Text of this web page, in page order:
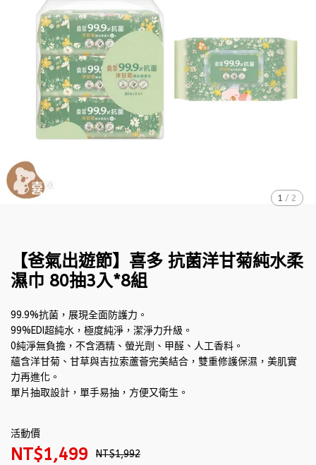
1 / 2
【爸氣出遊節】喜多 抗菌洋甘菊純水柔
濕巾 80抽3入*8組
99.9%抗菌，展現全面防護力。
99%EDI超純水，極度純淨，潔淨力升級。
0純淨無負擔，不含酒精、螢光劑、甲醛、人工香料。
蘊含洋甘菊、甘草與吉拉索蘆薈完美結合，雙重修護保濕，美肌實
力再進化。
單片抽取設計，單手易抽，方便又衛生。
活動價
NT$1,499 NT$1,992